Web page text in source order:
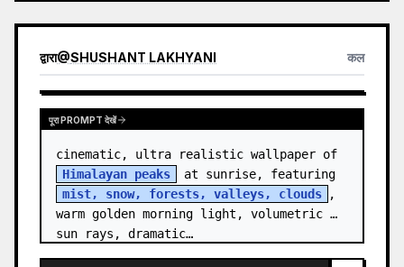
द्वारा@SHUSHANT LAKHYANI कल
पूरा PROMPT देखें
Himalayan peaks
mist, snow, forests, valleys, clouds
,
warm golden morning light, volumetric
sun rays, dramatic…